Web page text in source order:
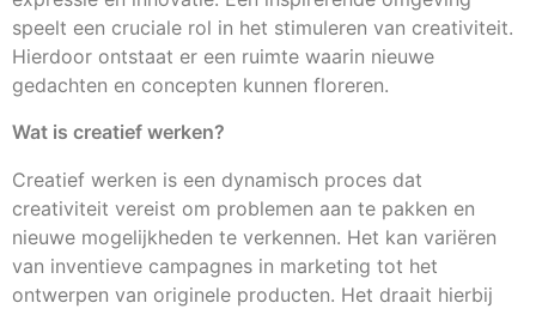
speelt een cruciale rol in het stimuleren van creativiteit.
Hierdoor ontstaat er een ruimte waarin nieuwe
gedachten en concepten kunnen floreren.
Wat is creatief werken?
Creatief werken is een dynamisch proces dat
creativiteit vereist om problemen aan te pakken en
nieuwe mogelijkheden te verkennen. Het kan variëren
van inventieve campagnes in marketing tot het
ontwerpen van originele producten. Het draait hierbij